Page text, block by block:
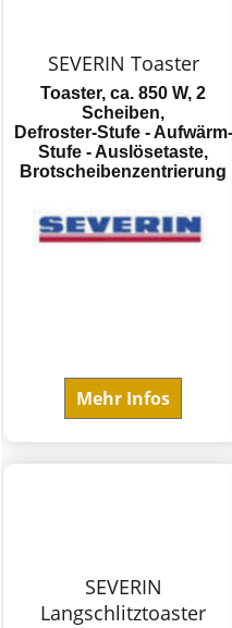
SEVERIN Toaster
Toaster, ca. 850 W, 2
Scheiben,
Defroster-Stufe - Aufwärm-
Stufe - Auslösetaste,
Brotscheibenzentrierung
Mehr Infos
SEVERIN
Langschlitztoaster